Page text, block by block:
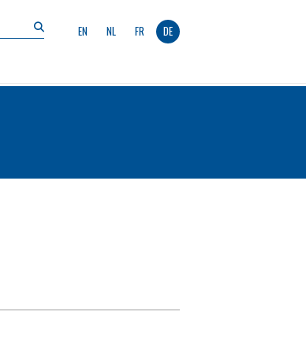
EN NL FR DE